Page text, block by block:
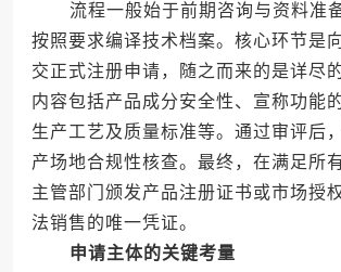
流程一般始于前期咨询与资料准
按照要求编译技术档案。核心环节是
交正式注册申请，随之而来的是详尽
内容包括产品成分安全性、宣称功能
生产工艺及质量标准等。通过审评后
产场地合规性核查。最终，在满足所
主管部门颁发产品注册证书或市场授
法销售的唯一凭证。
申请主体的关键考量